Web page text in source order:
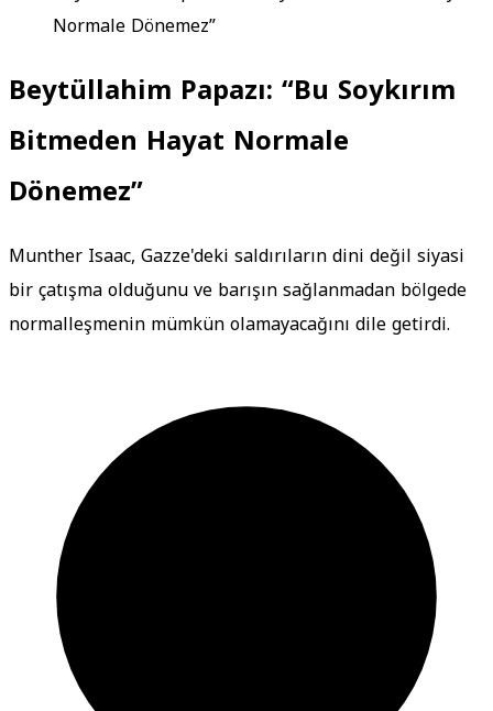
Normale Dönemez”
Beytüllahim Papazı: “Bu Soykırım
Bitmeden Hayat Normale
Dönemez”
Munther Isaac, Gazze'deki saldırıların dini değil siyasi
bir çatışma olduğunu ve barışın sağlanmadan bölgede
normalleşmenin mümkün olamayacağını dile getirdi.